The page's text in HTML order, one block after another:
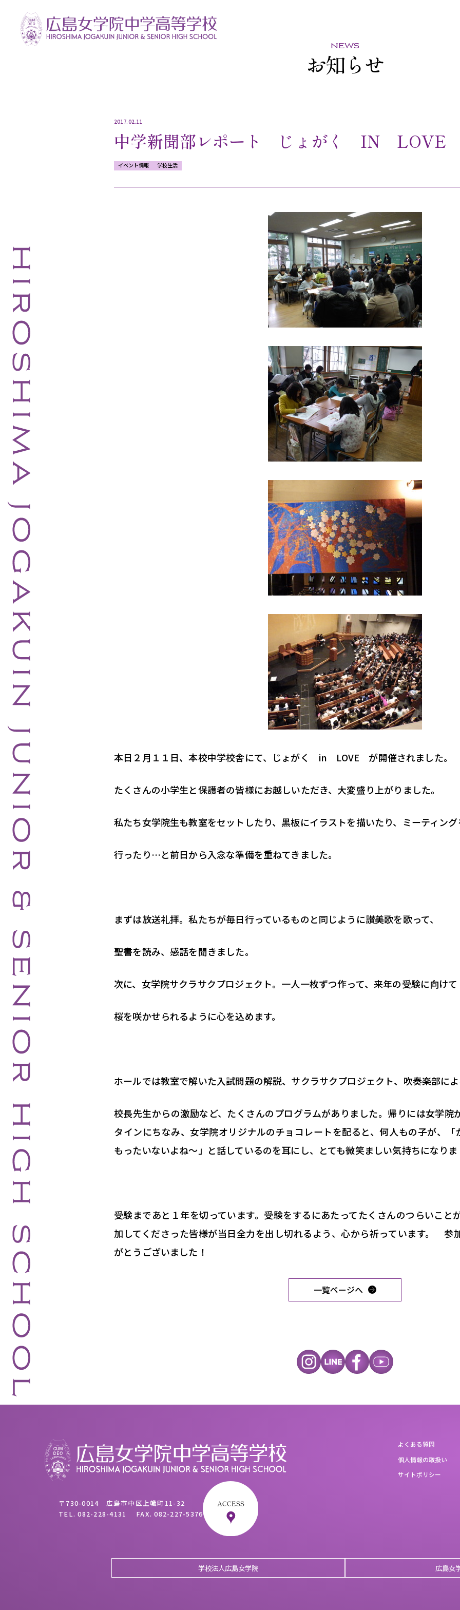
news
お知らせ
2017.02.11
中学新聞部レポート じょがく IN LOVE
イベント情報 学校生活
本日２月１１日、本校中学校舎にて、じょがく in LOVE が開催されました。
たくさんの小学生と保護者の皆様にお越しいただき、大変盛り上がりました。
私たち女学院生も教室をセットしたり、黒板にイラストを描いたり、ミーティン
行ったり…と前日から入念な準備を重ねてきました。
まずは放送礼拝。私たちが毎日行っているものと同じように讃美歌を歌って、
聖書を読み、感話を聞きました。
次に、女学院サクラサクプロジェクト。一人一枚ずつ作って、来年の受験に向けて
桜を咲かせられるように心を込めます。
ホールでは教室で解いた入試問題の解説、サクラサクプロジェクト、吹奏楽部に
校長先生からの激励など、たくさんのプログラムがありました。帰りには女学院
タインにちなみ、女学院オリジナルのチョコレートを配ると、何人もの子が、
もったいないよね～」と話しているのを耳にし、とても微笑ましい気持ちになり
受験まであと１年を切っています。受験をするにあたってたくさんのつらいこと
加してくださった皆様が当日全力を出し切れるよう、心から祈っています。 参
がとうございました！
一覧ページへ
〒730-0014 広島市中区上幟町11-32
TEL.082-228-4131 FAX.082-227-5376
よくある質問
個人情報の取扱い
サイトポリシー
学校法人広島女学院 広島女